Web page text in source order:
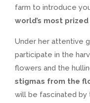
farm to introduce
world’s most
Under her attentive
participate in the
flowers and the
stigmas from the
will be fascinated